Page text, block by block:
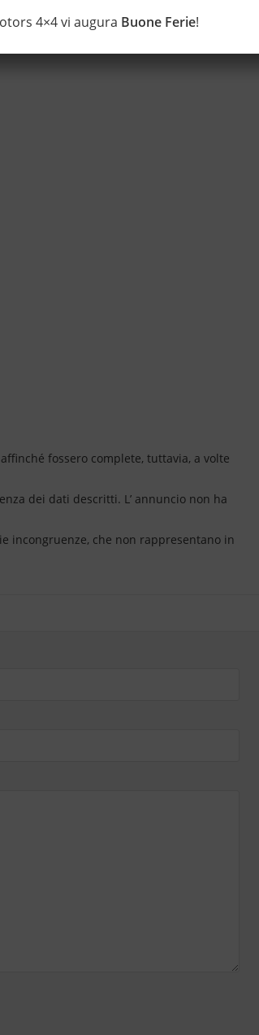
fossero complete, tuttavia, a volte
dei dati descritti. L’ annuncio non ha
incongruenze, che non rappresentano in
4×4 vi augura Buone Ferie!